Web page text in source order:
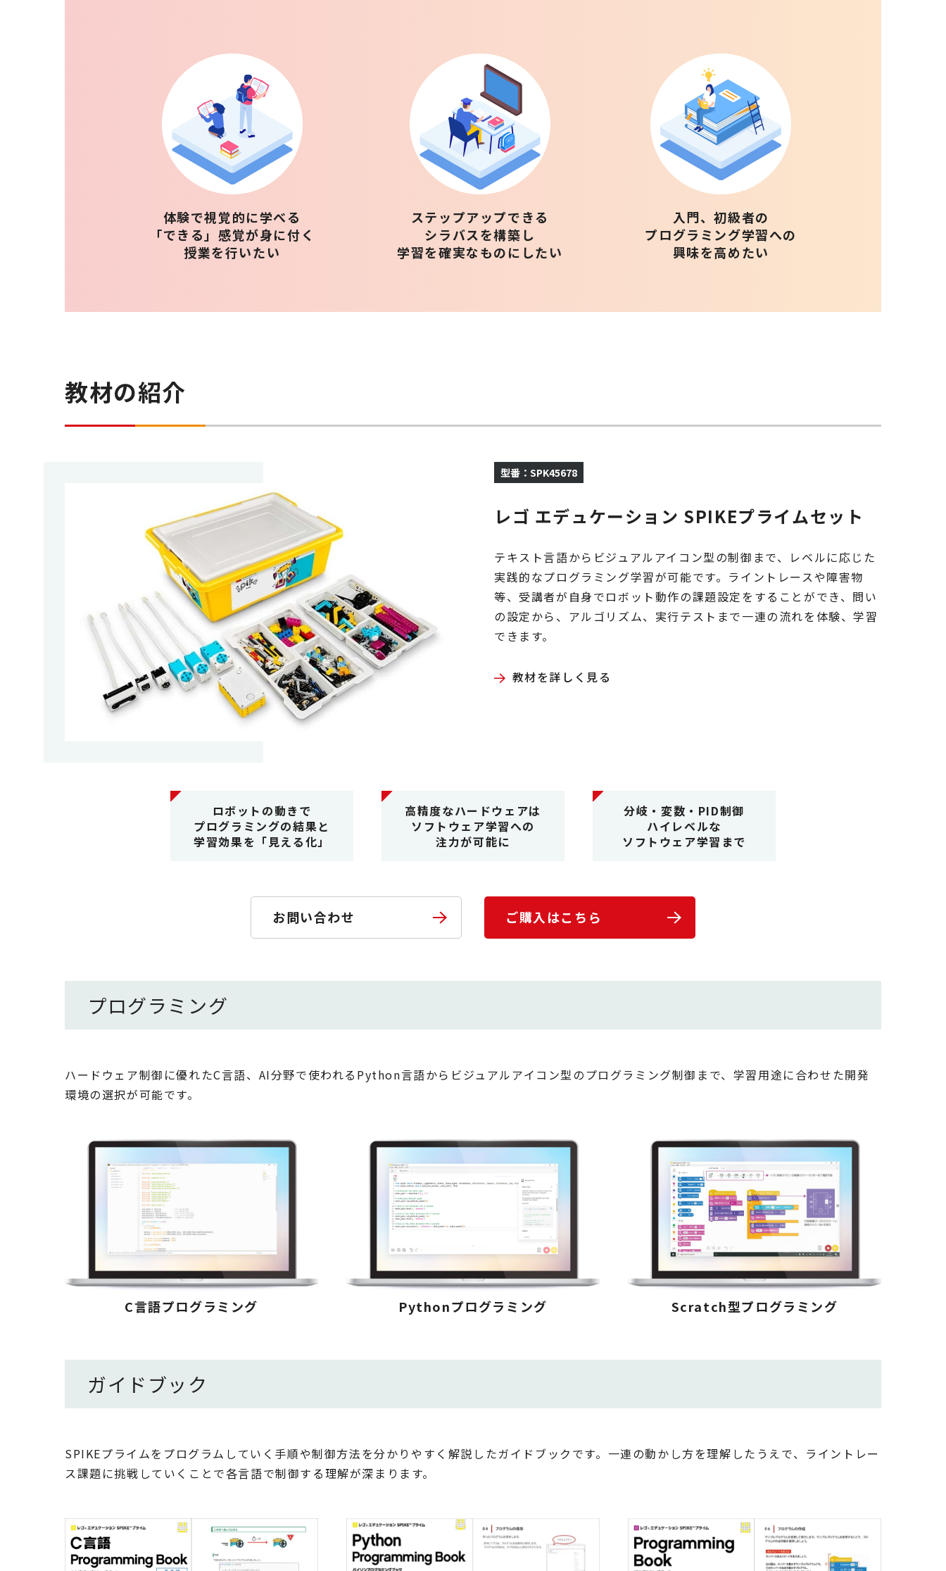
体験で視覚的に学べる
「できる」感覚が身に付く
授業を行いたい
ステップアップできる
シラバスを構築し
学習を確実なものにしたい
入門、初級者の
プログラミング学習への
興味を高めたい
教材の紹介
型番：SPK45678
レゴ エデュケーション SPIKEプライムセット
テキスト言語からビジュアルアイコン型の制御まで、レベルに応じた
実践的なプログラミング学習が可能です。ライントレースや障害物
等、受講者が自身でロボット動作の課題設定をすることができ、問い
の設定から、アルゴリズム、実行テストまで一連の流れを体験、学習
できます。
教材を詳しく見る
ロボットの動きで
プログラミングの結果と
学習効果を「見える化」
高精度なハードウェアは
ソフトウェア学習への
注力が可能に
分岐・変数・PID制御
ハイレベルな
ソフトウェア学習まで
お問い合わせ ご購入はこちら
プログラミング
ハードウェア制御に優れたC言語、AI分野で使われるPython言語からビジュアルアイコン型のプログラミング制御まで、学習用途に合わせた開発
環境の選択が可能です。
C言語プログラミング Pythonプログラミング Scratch型プログラミング
ガイドブック
SPIKEプライムをプログラムしていく手順や制御方法を分かりやすく解説したガイドブックです。一連の動かし方を理解したうえで、ライントレー
ス課題に挑戦していくことで各言語で制御する理解が深まります。